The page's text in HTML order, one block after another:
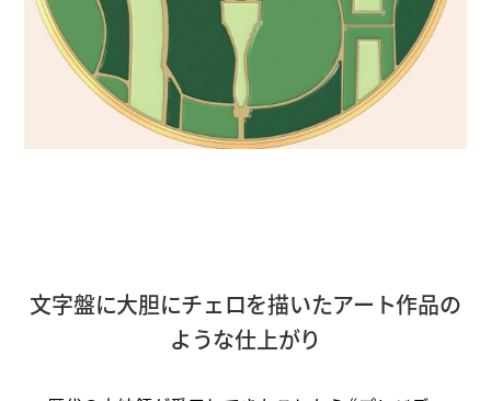
文字盤に大胆にチェロを描いたアート作品の
ような仕上がり